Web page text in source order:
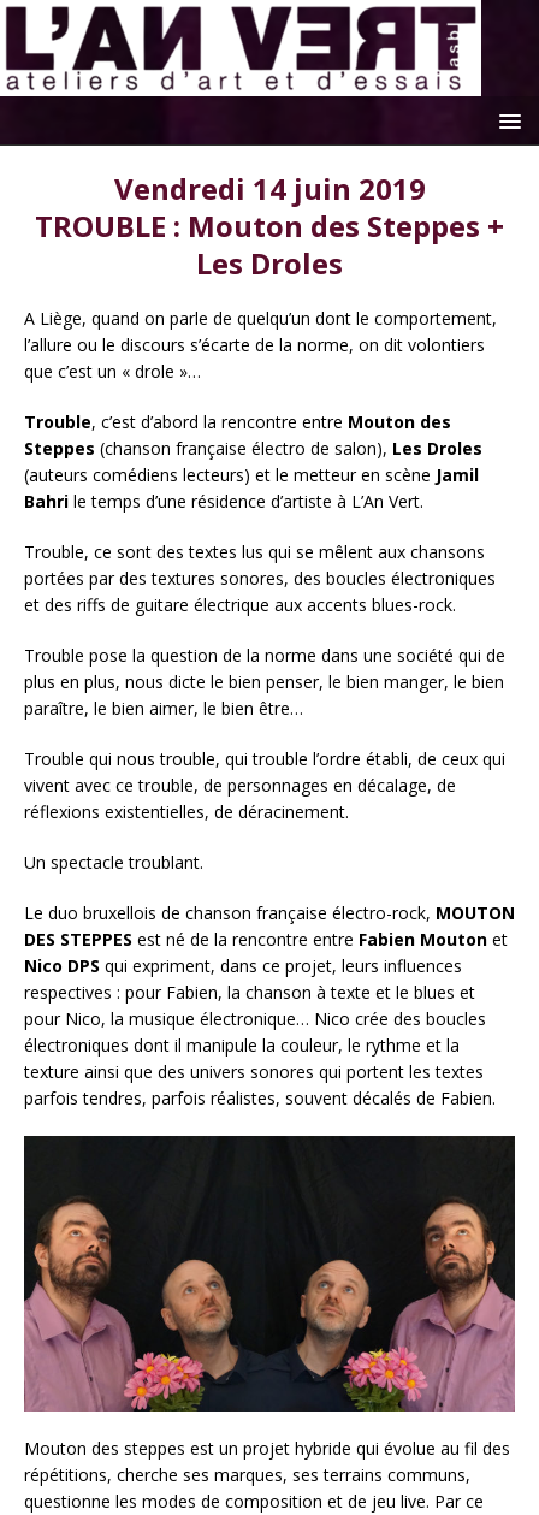
Vendredi 14 juin 2019
TROUBLE : Mouton des Steppes +
Les Droles
A Liège, quand on parle de quelqu’un dont le comportement,
l’allure ou le discours s’écarte de la norme, on dit volontiers
que c’est un « drole »…
Trouble, c’est d’abord la rencontre entre Mouton des
Steppes (chanson française électro de salon), Les Droles
(auteurs comédiens lecteurs) et le metteur en scène Jamil
Bahri le temps d’une résidence d’artiste à L’An Vert.
Trouble, ce sont des textes lus qui se mêlent aux chansons
portées par des textures sonores, des boucles électroniques
et des riffs de guitare électrique aux accents blues-rock.
Trouble pose la question de la norme dans une société qui de
plus en plus, nous dicte le bien penser, le bien manger, le bien
paraître, le bien aimer, le bien être…
Trouble qui nous trouble, qui trouble l’ordre établi, de ceux qui
vivent avec ce trouble, de personnages en décalage, de
réflexions existentielles, de déracinement.
Un spectacle troublant.
Le duo bruxellois de chanson française électro-rock, MOUTON
DES STEPPES est né de la rencontre entre Fabien Mouton et
Nico DPS qui expriment, dans ce projet, leurs influences
respectives : pour Fabien, la chanson à texte et le blues et
pour Nico, la musique électronique… Nico crée des boucles
électroniques dont il manipule la couleur, le rythme et la
texture ainsi que des univers sonores qui portent les textes
parfois tendres, parfois réalistes, souvent décalés de Fabien.
Mouton des steppes est un projet hybride qui évolue au fil des
répétitions, cherche ses marques, ses terrains communs,
questionne les modes de composition et de jeu live. Par ce